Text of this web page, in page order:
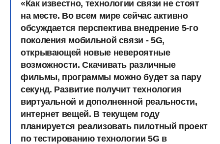
«Как известно, технологии связи не стоят
на месте. Во всем мире сейчас активно
обсуждается перспектива внедрение 5-го
поколения мобильной связи - 5G,
открывающей новые невероятные
возможности. Скачивать различные
фильмы, программы можно будет за пару
секунд. Развитие получит технология
виртуальной и дополненной реальности,
интернет вещей. В текущем году
планируется реализовать пилотный проект
по тестированию технологии 5G в